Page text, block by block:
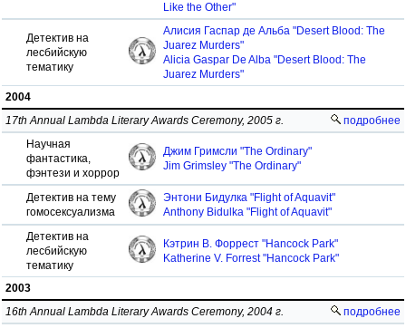
Like the Other"
Детектив на
лесбийскую
тематику
Алисия Гаспар де Альба "Desert Blood: The
Juarez Murders"
Alicia Gaspar De Alba "Desert Blood: The
Juarez Murders"
2004
подробнее
17th Annual Lambda Literary Awards Ceremony, 2005 г.
Научная
фантастика,
фэнтези и хоррор
Джим Гримсли "The Ordinary"
Jim Grimsley "The Ordinary"
Детектив на тему
гомосексуализма
Энтони Бидулка "Flight of Aquavit"
Anthony Bidulka "Flight of Aquavit"
Детектив на
лесбийскую
тематику
Кэтрин В. Форрест "Hancock Park"
Katherine V. Forrest "Hancock Park"
2003
подробнее
16th Annual Lambda Literary Awards Ceremony, 2004 г.